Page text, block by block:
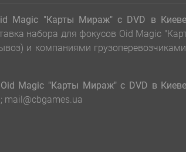
Magic "Карты Мираж" с DVD в Киеве
набора для фокусов Oid Magic
и компаниями
Magic "Карты Мираж" с DVD в Киеве
mail@cbgames.ua